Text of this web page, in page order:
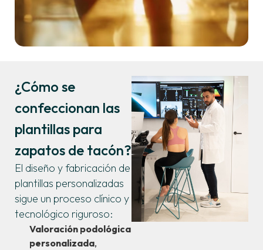
¿Cómo se
confeccionan las
plantillas para
zapatos de tacón?
El diseño y fabricación de
plantillas personalizadas
sigue un proceso clínico y
tecnológico riguroso:
Valoración podológica
personalizada,